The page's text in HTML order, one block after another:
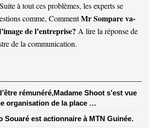
à tout ces problèmes, les experts se
comme, CommentMr Sompare va-
de l’entreprise? A lire la réponse de
de la communication.
rémunéré,Madame Shoot s’est vue
organisation de la place …
Souaré est actionnaire à MTN Guinée.